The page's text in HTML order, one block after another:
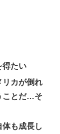
得たい
リカが倒れ
ことだ…そ
も成長し